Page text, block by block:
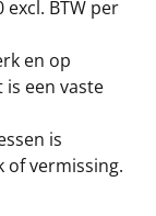
BTW per
en op
is een vaste
is
of vermissing.